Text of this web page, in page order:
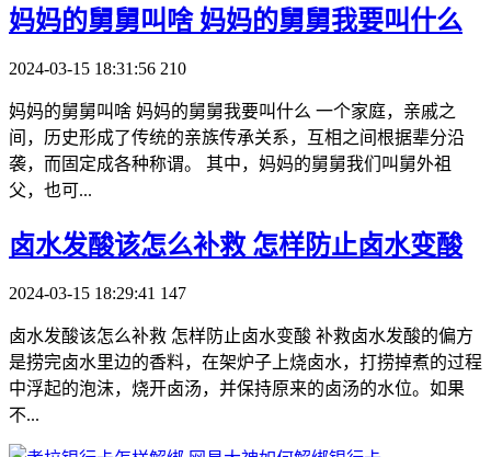
​妈妈的舅舅叫啥 妈妈的舅舅我要叫什么
2024-03-15 18:31:56 210
妈妈的舅舅叫啥 妈妈的舅舅我要叫什么 一个家庭，亲戚之
间，历史形成了传统的亲族传承关系，互相之间根据辈分沿
袭，而固定成各种称谓。 其中，妈妈的舅舅我们叫舅外祖
父，也可...
​卤水发酸该怎么补救 怎样防止卤水变酸
2024-03-15 18:29:41 147
卤水发酸该怎么补救 怎样防止卤水变酸 补救卤水发酸的偏方
是捞完卤水里边的香料，在架炉子上烧卤水，打捞掉煮的过程
中浮起的泡沫，烧开卤汤，并保持原来的卤汤的水位。如果
不...